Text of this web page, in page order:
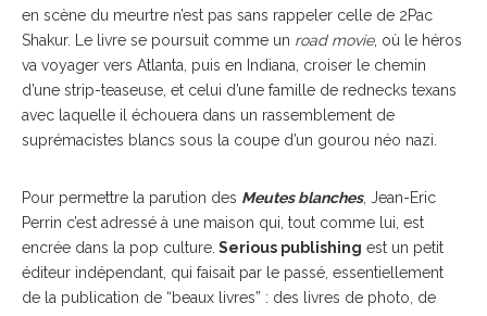
en scène du meurtre n’est pas sans rappeler celle de 2Pac
Shakur. Le livre se poursuit comme un road movie, où le héros
va voyager vers Atlanta, puis en Indiana, croiser le chemin
d’une strip-teaseuse, et celui d’une famille de rednecks texans
avec laquelle il échouera dans un rassemblement de
suprémacistes blancs sous la coupe d’un gourou néo nazi.
Pour permettre la parution des Meutes blanches, Jean-Eric
Perrin c’est adressé à une maison qui, tout comme lui, est
encrée dans la pop culture. Serious publishing est un petit
éditeur indépendant, qui faisait par le passé, essentiellement
de la publication de “beaux livres” : des livres de photo, de